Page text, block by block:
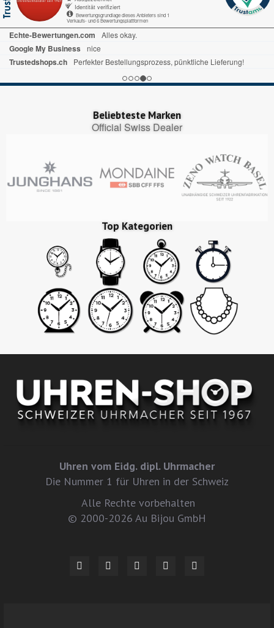
Identität verifiziert
Bewertungsgrundlage dieses Anbieters sind 1
Verkaufs- und 6 Bewertungsplattformen
Echte-Bewertungen.com Alles okay.
Google My Business nice
Trustedshops.ch Perfekter Bestellungsprozess, pünktliche Lieferung!
Beliebteste Marken
Official Swiss Dealer
Top Kategorien
Uhren vom Eidg. dipl. Uhrmacher
Die Nummer 1 für Uhren in der Schweiz
Alle Rechte vorbehalten
© 2000-2026 Au Bijou GmbH